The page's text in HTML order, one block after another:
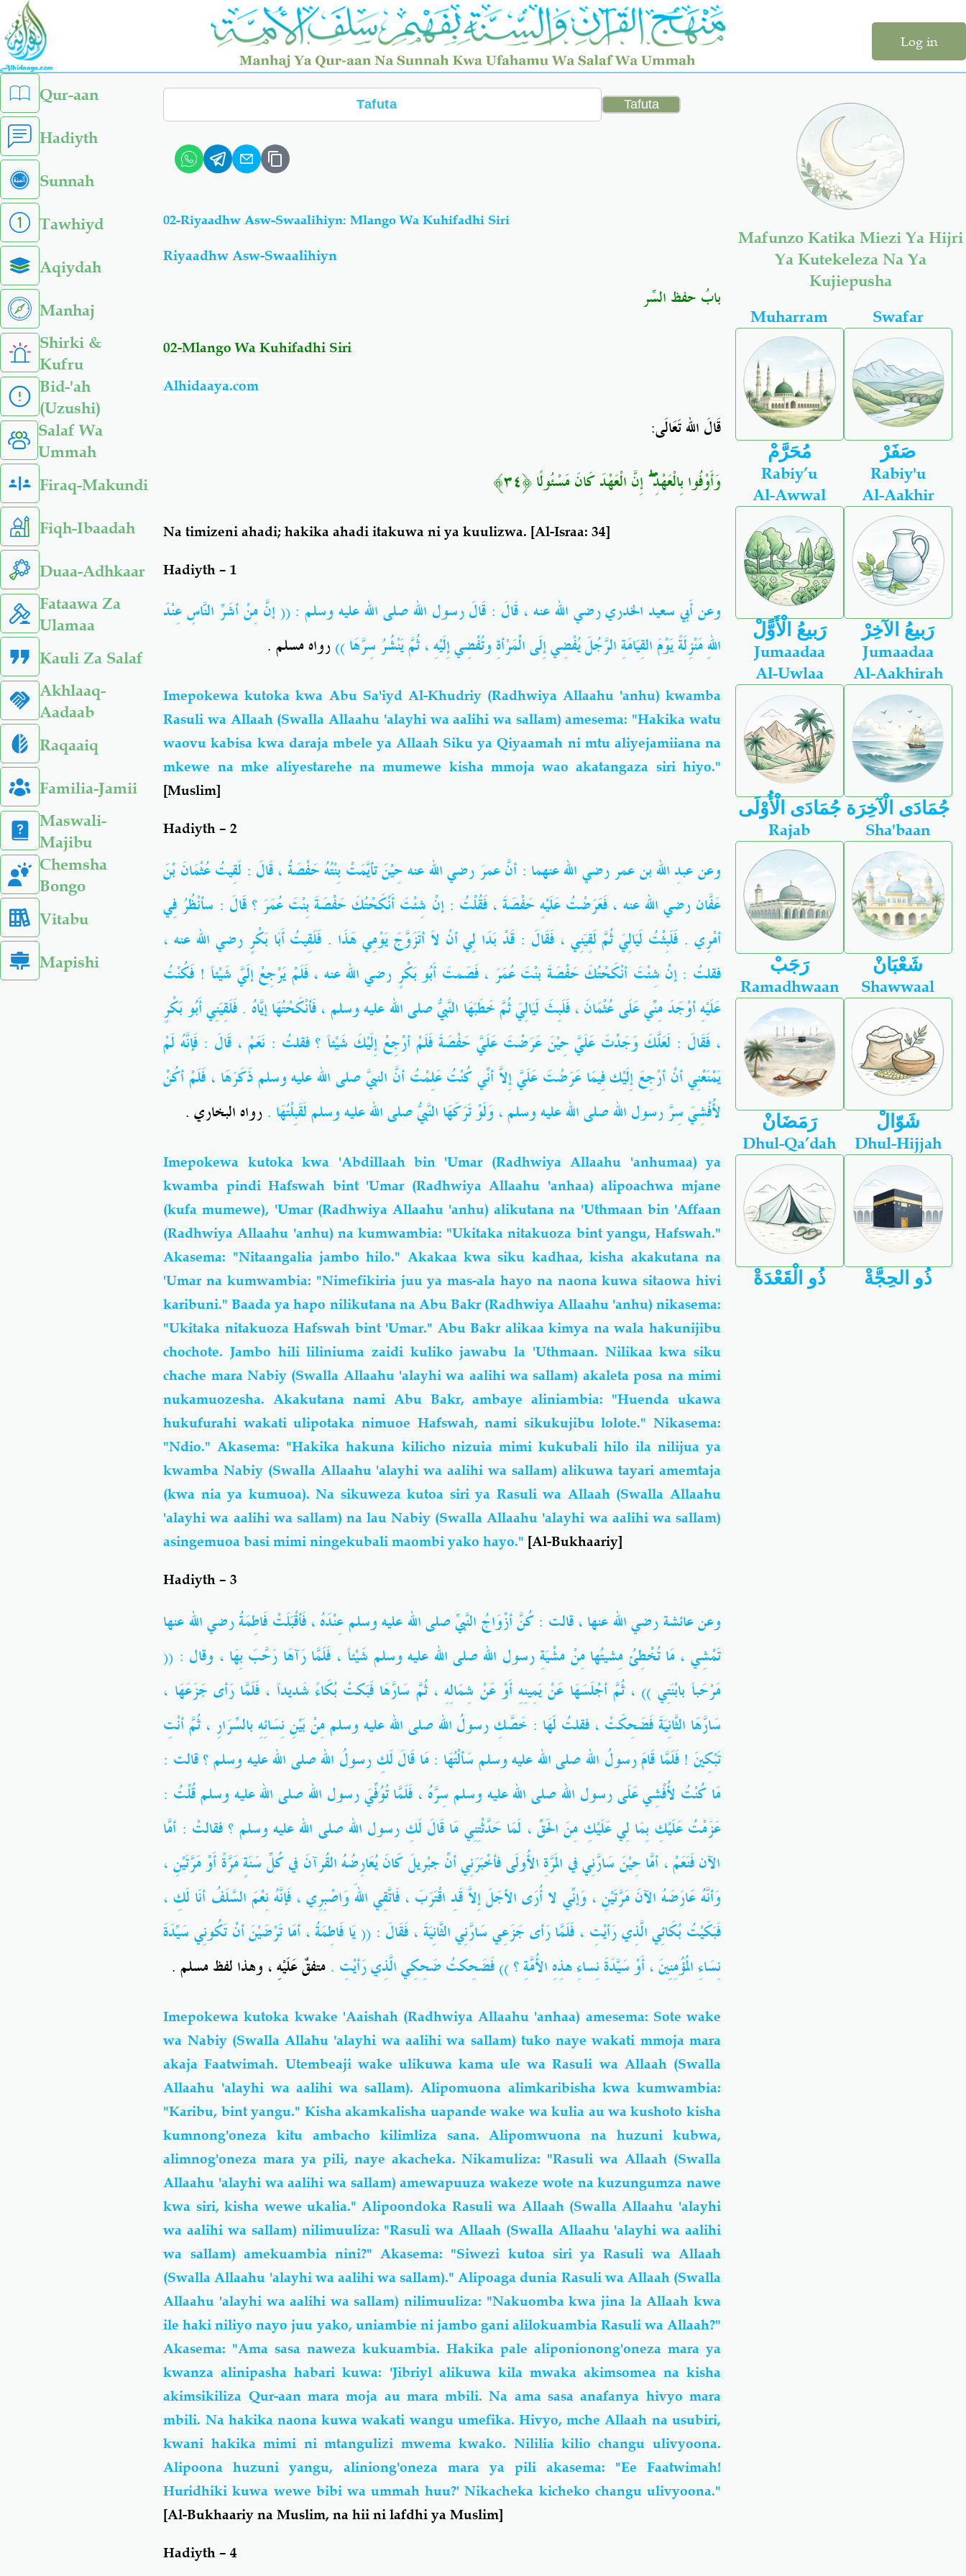
Skip
main
content
Log in
left
sidebar
menu
Qur-aan
Hadiyth
Sunnah
Tawhiyd
Aqiydah
Manhaj
Shirki &
Kufru
Bid-'ah
(Uzushi)
Salaf Wa
Ummah
Firaq-Makundi
Fiqh-Ibaadah
Duaa-Adhkaar
Fataawa Za
Ulamaa
Kauli Za Salaf
Akhlaaq-
Aadaab
Raqaaiq
Familia-Jamii
Maswali-
Majibu
Chemsha
Bongo
Vitabu
Mapishi
Search
02-Riyaadhw Asw-Swaalihiyn: Mlango Wa Kuhifadhi Siri
Riyaadhw Asw-Swaalihiyn
بابُ حفظ السِّر
02-Mlango Wa Kuhifadhi Siri
Alhidaaya.com
قَالَ الله تَعَالَى:
وَأَوْفُوا بِالْعَهْدِۖإِنَّ الْعَهْدَ كَانَ مَسْئُولًا﴿٣٤﴾
Na timizeni ahadi; hakika ahadi itakuwa ni ya kuulizwa. [Al-Israa: 34]
Hadiyth – 1
وعن أَبي سعيد الخدريرضي الله عنه ، قَالَ : قَالَ رسول الله صلى الله عليه وسلم: (( إنَّ مِنْ أشَرِّ النَّاسِ عِنْدَ
اللهِ مَنْزِلَةً يَوْمَ القِيَامَةِ الرَّجُلَ يُفْضِي إِلَى الْمَرْأةِ وتُفْضِي إِلَيْهِ ، ثُمَّ يَنْشُرُ سِرَّهَا ))رواه مسلم .
Imepokewa kutoka kwa Abu Sa'iyd Al-Khudriy (Radhwiya Allaahu 'anhu) kwamba
Rasuli wa Allaah (Swalla Allaahu 'alayhi wa aalihi wa sallam) amesema: "Hakika watu
waovu kabisa kwa daraja mbele ya Allaah Siku ya Qiyaamah ni mtu aliyejamiiana na
mkewe na mke aliyestarehe na mumewe kisha mmoja wao akatangaza siri hiyo."
[Muslim]
Hadiyth – 2
وعن عبدِ الله بن عمر رضي الله عنهما : أنَّ عمرَرضي الله عنهحِيْنَ تأيَّمَتْ بِنْتُهُ حَفْصَةُ ، قَالَ : لَقِيتُ عُثْمَانَ بْنَ
عَفّانَرضي الله عنه ، فَعَرَضْتُ عَلَيْهِ حَفْصَةَ ، فَقُلْتُ : إنْ شِئْتَ أَنْكَحْتُكَ حَفْصَةَ بِنْتَ عُمَرَ ؟ قَالَ : سأنْظُرُ فِي
أمْرِي . فَلَبِثْتُ لَيَالِيَ ثُمَّ لَقِيَنِي ، فَقَالَ : قَدْ بَدَا لِي أنْ لاَ أتَزَوَّجَ يَوْمِي هَذَا . فَلَقِيتُ أَبَا بَكْرٍرضي الله عنه،
فقلتُ : إنْ شِئْتَ أنْكَحْتُكَ حَفْصَةَ بنْتَ عُمَرَ ، فَصَمتَ أَبُو بَكْرٍ رضي الله عنه ، فَلَمْ يَرْجِعْ إلَيَّ شَيْئاً ! فَكُنْتُ
عَلَيْهِ أوْجَدَ مِنِّي عَلَى عُثْمَانَ ، فَلَبِثَ لَيَالِيَ ثُمَّ خَطَبَهَا النَّبيُّصلى الله عليه وسلم ، فَأنْكَحْتُهَا إيَّاهُ . فَلَقِيَنِي أَبُو بَكْرٍ
، فَقَالَ : لَعَلَّكَ وَجَدْتَ عَلَيَّ حِيْنَ عَرَضْتَ عَلَيَّ حَفْصَةَ فَلَمْ أرْجِعْ إِلَيْكَ شَيْئاً ؟ فقلتُ : نَعَمْ ، قَالَ : فَإنَّهُ لَمْ
يَمْنَعْنِي أنْ أرْجِعَ إِلَيْك فِيمَا عَرَضْتَ عَلَيَّ إِلاَّ أنِّي كُنْتُ عَلِمْتُ أنَّ النبيَّ صلى الله عليه وسلمذَكَرَهَا ، فَلَمْ أكُنْ
لأُفْشِيَ سِرَّ رسول اللهصلى الله عليه وسلم، وَلَوْ تَرَكَهَا النَّبيُّصلى الله عليه وسلملَقَبِلْتُهَا .رواه البخاري .
Imepokewa kutoka kwa 'Abdillaah bin 'Umar (Radhwiya Allaahu 'anhumaa) ya
kwamba pindi Hafswah bint 'Umar (Radhwiya Allaahu 'anhaa) alipoachwa mjane
(kufa mumewe), 'Umar (Radhwiya Allaahu 'anhu) alikutana na 'Uthmaan bin 'Affaan
(Radhwiya Allaahu 'anhu) na kumwambia: "Ukitaka nitakuoza bint yangu, Hafswah."
Akasema: "Nitaangalia jambo hilo." Akakaa kwa siku kadhaa, kisha akakutana na
'Umar na kumwambia: "Nimefikiria juu ya mas-ala hayo na naona kuwa sitaowa hivi
karibuni." Baada ya hapo nilikutana na Abu Bakr (Radhwiya Allaahu 'anhu) nikasema:
"Ukitaka nitakuoza Hafswah bint 'Umar." Abu Bakr alikaa kimya na wala hakunijibu
chochote. Jambo hili liliniuma zaidi kuliko jawabu la 'Uthmaan. Nilikaa kwa siku
chache mara Nabiy (Swalla Allaahu 'alayhi wa aalihi wa sallam) akaleta posa na mimi
nukamuozesha. Akakutana nami Abu Bakr, ambaye aliniambia: "Huenda ukawa
hukufurahi wakati ulipotaka nimuoe Hafswah, nami sikukujibu lolote." Nikasema:
"Ndio." Akasema: "Hakika hakuna kilicho nizuia mimi kukubali hilo ila nilijua ya
kwamba Nabiy (Swalla Allaahu 'alayhi wa aalihi wa sallam) alikuwa tayari amemtaja
(kwa nia ya kumuoa). Na sikuweza kutoa siri ya Rasuli wa Allaah (Swalla Allaahu
'alayhi wa aalihi wa sallam) na lau Nabiy (Swalla Allaahu 'alayhi wa aalihi wa sallam)
asingemuoa basi mimi ningekubali maombi yako hayo." [Al-Bukhaariy]
Hadiyth – 3
وعن عائشة رضي الله عنها ، قالت : كُنَّ أزْوَاجُ النَّبيِّصلى الله عليه وسلمعِنْدَهُ ، فَأقْبَلَتْ فَاطِمَةُ رضي الله عنها
تَمْشِي ، مَا تُخْطِئُ مِشيتُها مِنْ مشْيَةِ رسول الله صلى الله عليه وسلم شَيْئاً ، فَلَمَّا رَآهَا رَحَّبَ بِهَا ، وقال : ((
مَرْحَباً بابْنَتِي )) ، ثُمَّ أجْلَسَهَا عَنْ يَمِينِهِ أَوْ عَنْ شِمَالِهِ ، ثُمَّ سَارَّهَا فَبَكتْ بُكَاءً شَديداً ، فَلَمَّا رَأى جَزَعَهَا ،
سَارَّهَا الثَّانِيَةَ فَضَحِكَتْ ، فقلتُ لَهَا : خَصَّكِ رسولُ الله صلى الله عليه وسلممِنْ بَيْنِ نِسَائِهِ بالسِّرَارِ ، ثُمَّ أنْتِ
تَبْكِينَ ! فَلَمَّا قَامَ رسولُ الله صلى الله عليه وسلم سَألْتُهَا : مَا قَالَ لَكِ رسولُ اللهصلى الله عليه وسلم؟ قالت :
مَا كُنْتُ لأُفْشِي عَلَى رسول الله صلى الله عليه وسلم سِرَّهُ ، فَلَمَّا تُوُفِّيَ رسول الله صلى الله عليه وسلمقُلْتُ :
عَزَمْتُ عَلَيْكِ بِمَا لِي عَلَيْكِ مِنَ الحَقِّ ، لَمَا حَدَّثْتِنِي مَا قَالَ لَكِ رسول الله صلى الله عليه وسلم ؟ فقالتْ : أمَّا
الآن فَنَعَمْ ، أمَّا حِيْنَ سَارَّنِي في المَرَّةِ الأُولَى فأخْبَرَنِي أنّ جِبْريلَ كَانَ يُعَارِضُهُ القُرآنَ في كُلِّ سَنَةٍ مَرَّةً أَوْ مَرَّتَيْنِ ،
وَأنَّهُ عَارَضَهُ الآنَ مَرَّتَيْنِ ، وَإنِّي لا أُرَى الأجَلَ إِلاَّ قَدِ اقْتَرَبَ ، فَاتَّقِي اللهَ وَاصْبِرِي ، فَإنَّهُ نِعْمَ السَّلَفُ أنَا لَكِ ،
فَبَكَيْتُ بُكَائِي الَّذِي رَأيْتِ ، فَلَمَّا رَأى جَزَعِي سَارَّنِي الثَّانِيَةَ ، فَقَالَ : (( يَا فَاطِمَةُ ، أمَا تَرْضَيْنَ أنْ تَكُونِي سَيِّدَةَ
نِسَاءِ المُؤُمِنِينَ ، أَوْ سَيَّدَةَ نِساءِ هذِهِ الأُمَّةِ ؟ )) فَضَحِكتُ ضَحِكِي الَّذِي رَأيْتِ . متفقٌ عَلَيْهِ ، وهذا لفظ مسلم .
Imepokewa kutoka kwake 'Aaishah (Radhwiya Allaahu 'anhaa) amesema: Sote wake
wa Nabiy (Swalla Allahu 'alayhi wa aalihi wa sallam) tuko naye wakati mmoja mara
akaja Faatwimah. Utembeaji wake ulikuwa kama ule wa Rasuli wa Allaah (Swalla
Allaahu 'alayhi wa aalihi wa sallam). Alipomuona alimkaribisha kwa kumwambia:
"Karibu, bint yangu." Kisha akamkalisha uapande wake wa kulia au wa kushoto kisha
kumnong'oneza kitu ambacho kilimliza sana. Alipomwuona na huzuni kubwa,
alimnog'oneza mara ya pili, naye akacheka. Nikamuliza: "Rasuli wa Allaah (Swalla
Allaahu 'alayhi wa aalihi wa sallam) amewapuuza wakeze wote na kuzungumza nawe
kwa siri, kisha wewe ukalia." Alipoondoka Rasuli wa Allaah (Swalla Allaahu 'alayhi
wa aalihi wa sallam) nilimuuliza: "Rasuli wa Allaah (Swalla Allaahu 'alayhi wa aalihi
wa sallam) amekuambia nini?" Akasema: "Siwezi kutoa siri ya Rasuli wa Allaah
(Swalla Allaahu 'alayhi wa aalihi wa sallam)." Alipoaga dunia Rasuli wa Allaah (Swalla
Allaahu 'alayhi wa aalihi wa sallam) nilimuuliza: "Nakuomba kwa jina la Allaah kwa
ile haki niliyo nayo juu yako, uniambie ni jambo gani alilokuambia Rasuli wa Allaah?"
Akasema: "Ama sasa naweza kukuambia. Hakika pale aliponionong'oneza mara ya
kwanza alinipasha habari kuwa: 'Jibriyl alikuwa kila mwaka akimsomea na kisha
akimsikiliza Qur-aan mara moja au mara mbili. Na ama sasa anafanya hivyo mara
mbili. Na hakika naona kuwa wakati wangu umefika. Hivyo, mche Allaah na usubiri,
kwani hakika mimi ni mtangulizi mwema kwako. Nililia kilio changu ulivyoona.
Alipoona huzuni yangu, aliniong'oneza mara ya pili akasema: "Ee Faatwimah!
Huridhiki kuwa wewe bibi wa ummah huu?' Nikacheka kicheko changu ulivyoona."
[Al-Bukhaariy na Muslim, na hii ni lafdhi ya Muslim]
Hadiyth – 4
Mafunzo Katika Miezi Ya Hijri
Ya Kutekeleza Na Ya
Kujiepusha
Muharram
مُحَرَّمْ
Swafar
صَفَرْ
Rabiy’u
Al-Awwal
رَبيعُ الْأَوًّلْ
Rabiy'u
Al-Aakhir
رَبيعُ الآخِرْ
Jumaadaa
Al-Uwlaa
جُمَادَى الْأُوْلَى
Jumaadaa
Al-Aakhirah
جُمَادَى الْآخِرَة
Rajab
رَجَبْ
Sha'baan
شَعْبَانْ
Ramadhwaan
رَمَضَانْ
Shawwaal
شَوّالْ
Dhul-Qa’dah
ذُو الْقَعْدَةْ
Dhul-Hijjah
ذُو الحِجَّةْ